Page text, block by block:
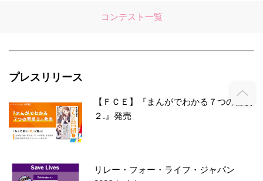
コンテスト一覧
プレスリリース
【ＦＣＥ】『まんがでわかる７つの習慣
２.』発売
リレー・フォー・ライフ・ジャパン